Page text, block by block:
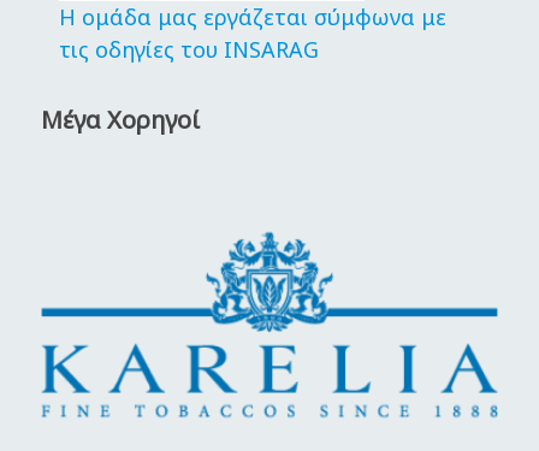
Η ομάδα μας εργάζεται σύμφωνα με
τις οδηγίες του INSARAG
Μέγα Χορηγοί